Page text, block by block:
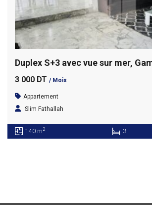
3 000 DT / Mois
Appartement
Slim Fathallah
140 m2 3